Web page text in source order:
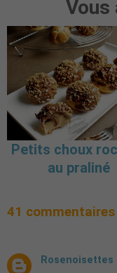
Vous
Petits choux
au praliné
41 commentaires
Rosenoisettes